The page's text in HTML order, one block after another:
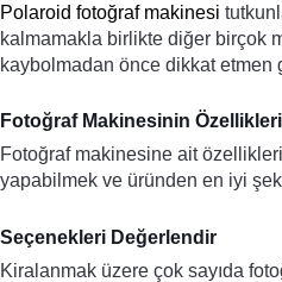
Polaroid fotoğraf makinesi
kalmamakla birlikte diğer birçok
kaybolmadan önce dikkat etmen
Fotoğraf Makinesinin
Fotoğraf makinesine ait
yapabilmek ve üründen en iyi
Seçenekleri Değerlendir
Kiralanmak üzere çok sayıda